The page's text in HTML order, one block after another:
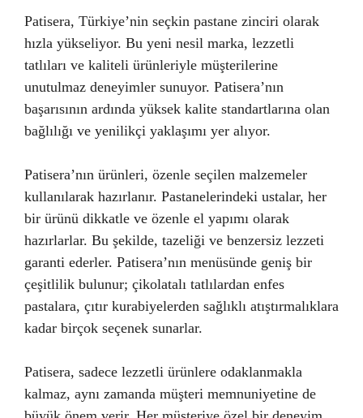
Patisera, Türkiye’nin seçkin pastane zinciri olarak
hızla yükseliyor. Bu yeni nesil marka, lezzetli
tatlıları ve kaliteli ürünleriyle müşterilerine
unutulmaz deneyimler sunuyor. Patisera’nın
başarısının ardında yüksek kalite standartlarına olan
bağlılığı ve yenilikçi yaklaşımı yer alıyor.
Patisera’nın ürünleri, özenle seçilen malzemeler
kullanılarak hazırlanır. Pastanelerindeki ustalar, her
bir ürünü dikkatle ve özenle el yapımı olarak
hazırlarlar. Bu şekilde, tazeliği ve benzersiz lezzeti
garanti ederler. Patisera’nın menüsünde geniş bir
çeşitlilik bulunur; çikolatalı tatlılardan enfes
pastalara, çıtır kurabiyelerden sağlıklı atıştırmalıklara
kadar birçok seçenek sunarlar.
Patisera, sadece lezzetli ürünlere odaklanmakla
kalmaz, aynı zamanda müşteri memnuniyetine de